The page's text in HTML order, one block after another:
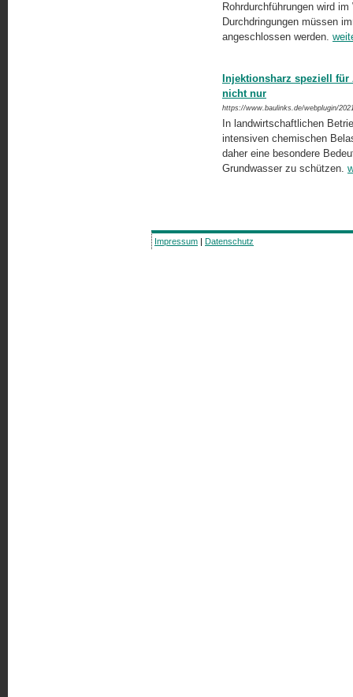
Rohrdurchführungen wird
Durchdringungen müssen
angeschlossen werden.
Injektionsharz speziell
nicht nur
https://www.baulinks.de/webplugin/
In landwirtschaftlichen
intensiven chemischen
daher eine besondere
Grundwasser zu schützen.
Impressum | Datenschutz